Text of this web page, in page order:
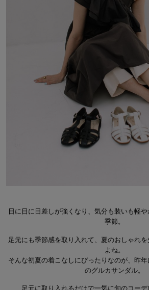
日に日に日差しが強くなり、気分も装いも軽
季節。
足元にも季節感を取り入れて、夏のおしゃれ
よね。
そんな初夏の着こなしにぴったりなのが、昨
のグルカサンダル。
足元に取り入れるだけで一気に旬のコーデ